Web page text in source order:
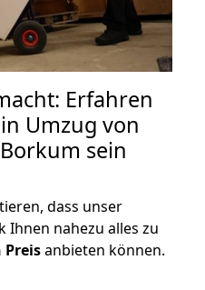
Erfahren
Umzug von
sein
dass unser
Ihnen nahezu alles zu
Preisanbieten können.